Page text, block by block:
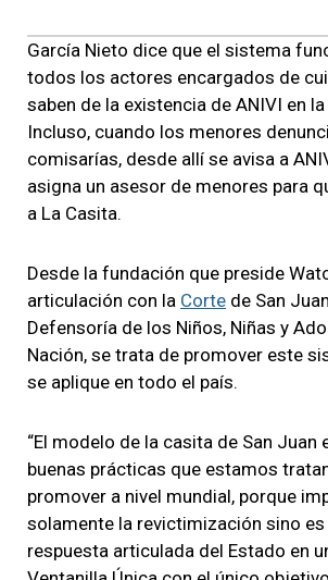
García Nieto dice que el sistema
todos los actores encargados de
saben de la existencia de ANIVI en
Incluso, cuando los menores
comisarías, desde allí se avisa a
asigna un asesor de menores para
a La Casita.
Desde la fundación que preside
articulación con la Corte de San
Defensoría de los Niños, Niñas y
Nación, se trata de promover este
se aplique en todo el país.
“El modelo de la casita de San Juan
buenas prácticas que estamos
promover a nivel mundial, porque
solamente la revictimización sino
respuesta articulada del Estado en